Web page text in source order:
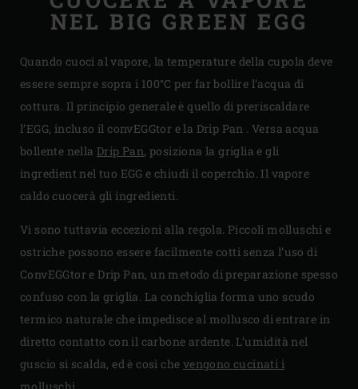
NEL BIG GREEN EGG
Quando cuoci al vapore, la temperature della cupola deve
essere sempre sopra i 100°C per far bollire l’acqua di
cottura. Il principio generale è quello di preriscaldare
l’EGG, incluso il convEGGtor e la Drip Pan . Versa acqua
bollente nellaDrip Pan, posiziona la griglia e gli
ingredient nel tuo EGG e chiudi il coperchio. Il vapore
caldo cuocerà gli ingredienti.
Vi sono tuttavia eccezioni alla regola. Piccoli molluschi e
ostriche possono essere facilmente cotti senza l’uso di
ConvEGGtor e Drip Pan, un metodo di preparazione spesso
confuso con la griglia. La conchiglia forma uno scudo
termico naturale che impedisce al mollusco di entrare in
diretto contatto con il carbone ardente. L’umidità nel
guscio si scalda, ed è così che vengono cucinati i
molluschi